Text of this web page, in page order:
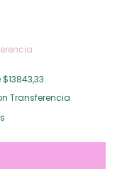
Transferencia